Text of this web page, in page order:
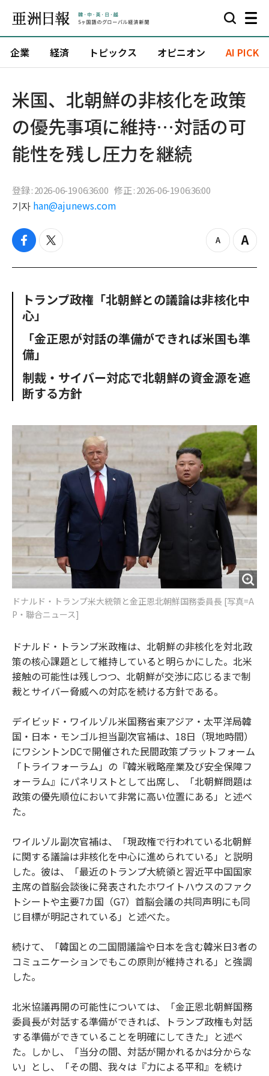
企業 経済 トピックス オピニオン AI PICK
米国、北朝鮮の非核化を政策
の優先事項に維持…対話の可
能性を残し圧力を継続
登録 : 2026-06-19 06:36:00 修正 : 2026-06-19 06:36:00
기자 han@ajunews.com
f
c
o
o
k
t
i
e
z
o
u
Z
o
n
トランプ政権「北朝鮮との議論は非核化中
心」
「金正恩が対話の準備ができれば米国も準
備」
制裁・サイバー対応で北朝鮮の資金源を遮
断する方針
ドナルド・トランプ米大統領と金正恩北朝鮮国務委員長 [写真=A
P・聯合ニュース]
ドナルド・トランプ米政権は、北朝鮮の非核化を対北政
策の核心課題として維持していると明らかにした。北米
接触の可能性は残しつつ、北朝鮮が交渉に応じるまで制
裁とサイバー脅威への対応を続ける方針である。
デイビッド・ワイルゾル米国務省東アジア・太平洋局韓
国・日本・モンゴル担当副次官補は、18日（現地時間）
にワシントンDCで開催された民間政策プラットフォーム
「トライフォーラム」の『韓米戦略産業及び安全保障フ
ォーラム』にパネリストとして出席し、「北朝鮮問題は
政策の優先順位において非常に高い位置にある」と述べ
た。
ワイルゾル副次官補は、「現政権で行われている北朝鮮
に関する議論は非核化を中心に進められている」と説明
した。彼は、「最近のトランプ大統領と習近平中国国家
主席の首脳会談後に発表されたホワイトハウスのファク
トシートや主要7カ国（G7）首脳会議の共同声明にも同
じ目標が明記されている」と述べた。
続けて、「韓国との二国間議論や日本を含む韓米日3者の
コミュニケーションでもこの原則が維持される」と強調
した。
北米協議再開の可能性については、「金正恩北朝鮮国務
委員長が対話する準備ができれば、トランプ政権も対話
する準備ができていることを明確にしてきた」と述べ
た。しかし、「当分の間、対話が開かれるかは分からな
い」とし、「その間、我々は『力による平和』を続け